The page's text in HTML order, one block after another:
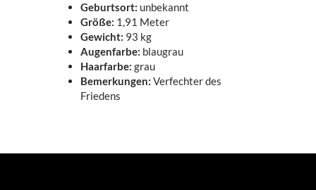
Geburtsort: unbekannt
Größe: 1,91 Meter
Gewicht: 93 kg
Augenfarbe: blaugrau
Haarfarbe: grau
Bemerkungen: Verfechter des
Friedens